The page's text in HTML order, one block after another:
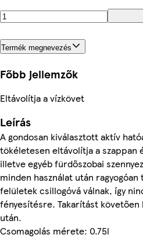
Termék megnevezés
Főbb jellemzők
Eltávolítja a vízkövet
Leírás
A gondosan kiválasztott aktív
tökéletesen eltávolítja a szappan
illetve egyéb fürdőszobai
minden használat után
felületek csillogóvá válnak, így
fényesítésre. Takarítást követően
után.
Csomagolás mérete: 0.75l